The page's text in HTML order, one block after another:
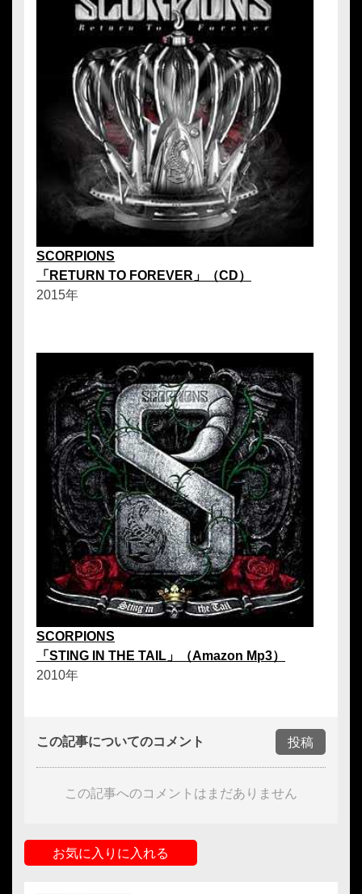
SCORPIONS
「RETURN TO FOREVER」（CD）
2015年
SCORPIONS
「STING IN THE TAIL」（Amazon Mp3）
2010年
この記事についてのコメント 投稿
この記事へのコメントはまだありません
お気に入りに入れる